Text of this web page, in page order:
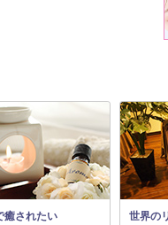
癒されたい
世界の